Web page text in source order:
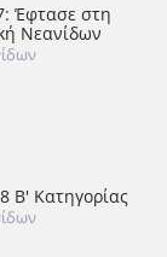
Έφτασε στη
Νεανίδων
Β' Κατηγορίας